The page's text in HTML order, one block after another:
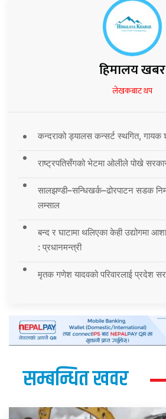
हिमालय खबर
लेखकबाट थप
कन्दराको ड्यालस कन्सर्ट स्थगित, गायक
राष्ट्रपतिसँगको भेटमा ओलीले पोखे
सालझण्डी–सन्धिखर्क–ढोरपाटन सडक
लम्साल
बन्द र घाटामा थलिएका केही उद्योगमा
: प्रधानमन्त्री
मृतक गणेश यादवको परिवारलाई प्रदेश
सम्बन्धित खवर